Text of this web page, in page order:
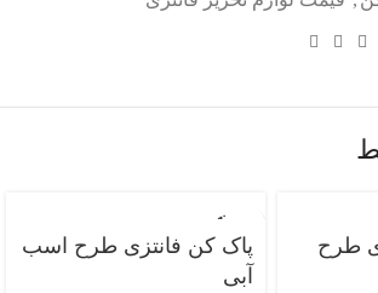
طرح
فروخته
پاک کن فانتزی طرح اسب
آبی